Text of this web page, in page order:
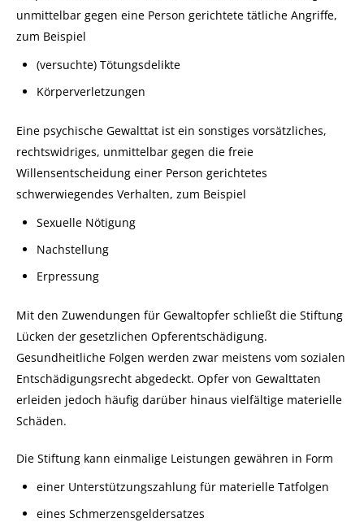
unmittelbar gegen eine Person gerichtete tätliche Angriffe,
zum Beispiel
(versuchte) Tötungsdelikte
Körperverletzungen
Eine psychische Gewalttat ist ein sonstiges vorsätzliches,
rechtswidriges, unmittelbar gegen die freie
Willensentscheidung einer Person gerichtetes
schwerwiegendes Verhalten, zum Beispiel
Sexuelle Nötigung
Nachstellung
Erpressung
Mit den Zuwendungen für Gewaltopfer schließt die Stiftung
Lücken der gesetzlichen Opferentschädigung.
Gesundheitliche Folgen werden zwar meistens vom sozialen
Entschädigungsrecht abgedeckt. Opfer von Gewalttaten
erleiden jedoch häufig darüber hinaus vielfältige materielle
Schäden.
Die Stiftung kann einmalige Leistungen gewähren in Form
einer Unterstützungszahlung für materielle Tatfolgen
eines Schmerzensgeldersatzes